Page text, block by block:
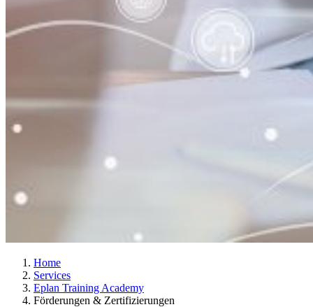
Home
Services
Eplan Training Academy
Förderungen & Zertifizierungen